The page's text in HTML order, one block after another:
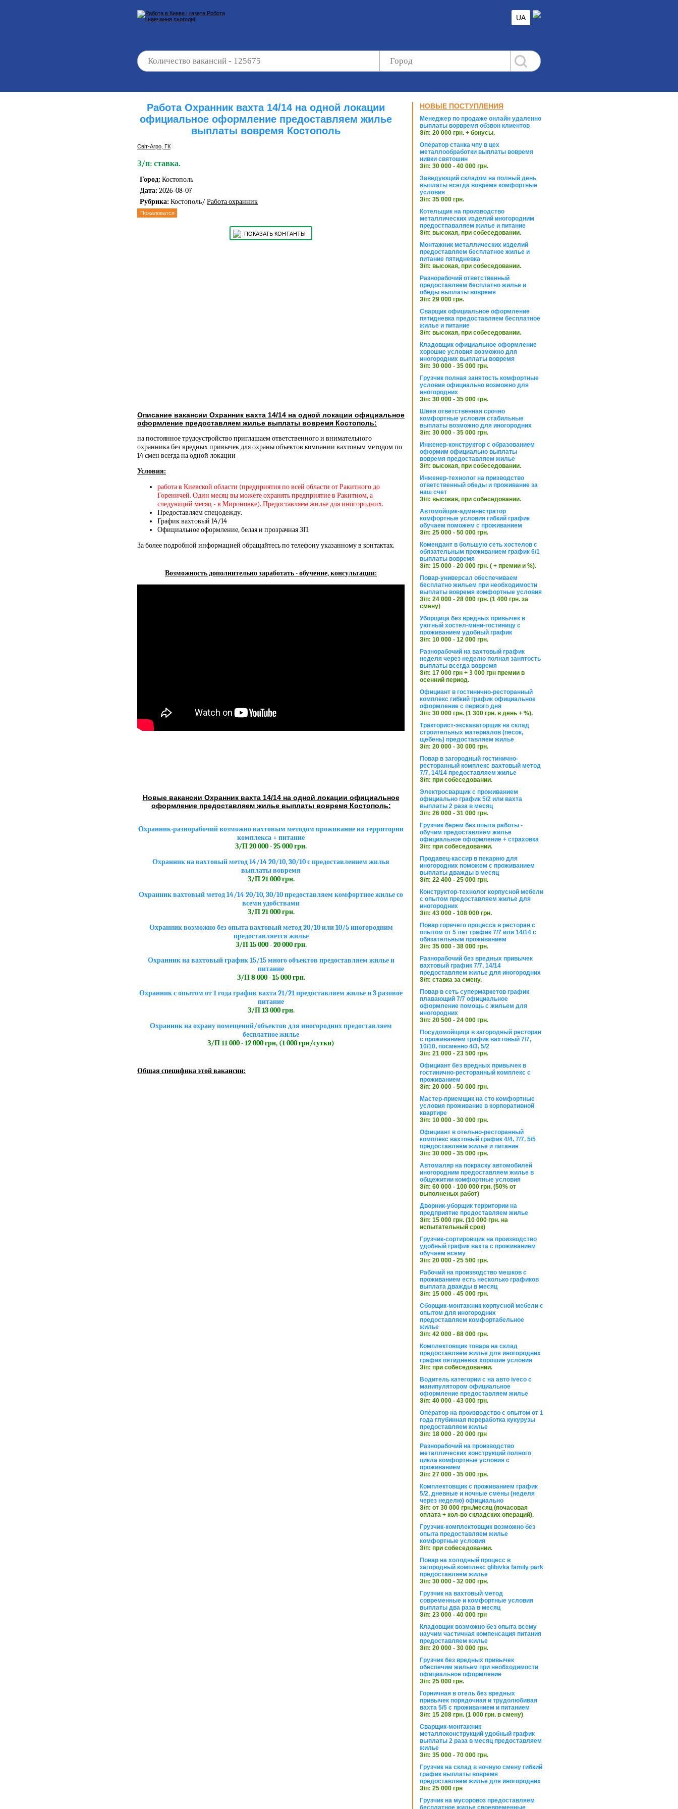
UA
Работа Охранник вахта 14/14 на одной локации
официальное оформление предоставляем жилье
выплаты вовремя Костополь
Світ-Агро, ГК
З/п: ставка.
Город: Костополь
Дата: 2026-08-07
Рубрика: Костополь/ Работа охранник
Пожаловатся
ПОКАЗАТЬ КОНТАНТЫ
Описание вакансии Охранник вахта 14/14 на одной локации официальное
оформление предоставляем жилье выплаты вовремя Костополь:
на постоянное трудоустройство приглашаем ответственного и внимательного
охранника без вредных привычек для охраны объектов компании вахтовым методом по
14 смен всегда на одной локации
Условия:
работа в Киевской области (предприятия по всей области от Ракитного до
Гореничей. Один месяц вы можете охранять предприятие в Ракитном, а
следующий месяц - в Мироновке). Предоставляем жилье для иногородних.
Предоставляем спецодежду.
График вахтовый 14/14
Официальное оформление, белая и прозрачная ЗП.
За более подробной информацией обращайтесь по телефону указанному в контактах.
Возможность дополнительно заработать - обучение, консультации:
Новые вакансии Охранник вахта 14/14 на одной локации официальное
оформление предоставляем жилье выплаты вовремя Костополь:
Охранник-разнорабочий возможно вахтовым методом проживание на территории
комплекса + питание
З/П 20 000 - 25 000 грн.
Охранник на вахтовый метод 14/14 20/10, 30/10 с предоставлением жилья
выплаты вовремя
З/П 21 000 грн.
Охранник вахтовый метод 14/14 20/10, 30/10 предоставляем комфортное жилье со
всеми удобствами
З/П 21 000 грн.
Охранник возможно без опыта вахтовый метод 20/10 или 10/5 иногородним
предоставляется жилье
З/П 15 000 - 20 000 грн.
Охранник на вахтовый график 15/15 много объектов предоставляем жилье и
питание
З/П 8 000 - 15 000 грн.
Охранник с опытом от 1 года график вахта 21/21 предоставляем жилье и 3 разовое
питание
З/П 13 000 грн.
Охранник на охрану помещений/объектов для иногородних предоставляем
бесплатное жилье
З/П 11 000 - 12 000 грн, (1 000 грн/сутки)
Общая специфика этой вакансии:
НОВЫЕ ПОСТУПЛЕНИЯ
Менеджер по продаже онлайн удаленно
выплаты ворвремя обзвон клиентов
З/п: 20 000 грн. + бонусы.
Оператор станка чпу в цех
металлообработки выплаты вовремя
нивки святошин
З/п: 30 000 - 40 000 грн.
Заведующий складом на полный день
выплаты всегда вовремя комфортные
условия
З/п: 35 000 грн.
Котельщик на производство
металлических изделий иногородним
предостпаваляем жилье и питание
З/п: высокая, при собеседовании.
Монтажник металлических изделий
предоставляем бесплатное жилье и
питание пятидневка
З/п: высокая, при собеседовании.
Разнорабочий ответственный
предоставляем бесплатно жилье и
обеды выплаты вовремя
З/п: 29 000 грн.
Сварщик официальное оформление
пятидневка предоставляем бесплатное
жилье и питание
З/п: высокая, при собеседовании.
Кладовщик официальное оформление
хорошие условия возможно для
иногородних выплаты вовремя
З/п: 30 000 - 35 000 грн.
Грузчик полная занятость комфортные
условия официально возможно для
иногородних
З/п: 30 000 - 35 000 грн.
Швея ответственная срочно
комфортные условия стабильные
выплаты возможно для иногородних
З/п: 30 000 - 35 000 грн.
Инженер-конструктор с образованием
оформим официально выплаты
вовремя предоставляем жилье
З/п: высокая, при собеседовании.
Инженер-технолог на призводство
ответственный обеды и проживание за
наш счет
З/п: высокая, при собеседовании.
Автомойщик-администратор
комфортные условия гибкий график
обучаем поможем с проживанием
З/п: 25 000 - 50 000 грн.
Комендант в большую сеть хостелов с
обязательным проживанием график 6/1
выплаты вовремя
З/п: 15 000 - 20 000 грн. ( + премии и %).
Повар-универсал обеспечиваем
бесплатно жильем при необходимости
выплаты вовремя комфортные условия
З/п: 24 000 - 28 000 грн. (1 400 грн. за
смену)
Уборщица без вредных привычек в
уютный хостел-мини-гостиницу с
проживанием удобный график
З/п: 10 000 - 12 000 грн.
Разнорабочий на вахтовый график
неделя через неделю полная занятость
выплаты всегда вовремя
З/п: 17 000 грн + 3 000 грн премии в
осенний период.
Официант в гостинично-ресторанный
комплекс гибкий график официальное
оформление с первого дня
З/п: 30 000 грн. (1 300 грн. в день + %).
Тракторист-экскаваторщик на склад
строительных материалов (песок,
щебень) предоставляем жилье
З/п: 20 000 - 30 000 грн.
Повар в загородный гостинично-
ресторанный комплекс вахтовый метод
7/7, 14/14 предоставляем жилье
З/п: при собеседовании.
Электросварщик с проживанием
официально график 5/2 или вахта
выплаты 2 раза в месяц
З/п: 26 000 - 31 000 грн.
Грузчик берем без опыта работы -
обучим предоставляем жилье
официальное оформление + страховка
З/п: при собеседовании.
Продавец-кассир в пекарню для
иногородних поможем с проживанием
выплаты дважды в месяц
З/п: 22 400 - 25 000 грн.
Конструктор-технолог корпусной мебели
с опытом предоставляем жилье для
иногородних
З/п: 43 000 - 108 000 грн.
Повар горячего процесса в ресторан с
опытом от 5 лет график 7/7 или 14/14 с
обязательным проживанием
З/п: 35 000 - 38 000 грн.
Разнорабочий без вредных привычек
вахтовый график 7/7, 14/14
предоставляем жилье для иногородних
З/п: ставка за смену.
Повар в сеть супермаркетов график
плавающий 7/7 официальное
оформление помощь с жильем для
иногородних
З/п: 20 500 - 24 000 грн.
Посудомойщица в загородный ресторан
с проживанием график вахтовый 7/7,
10/10, посменно 4/3, 5/2
З/п: 21 000 - 23 500 грн.
Официант без вредных привычек в
гостинично-ресторанный комплекс с
проживанием
З/п: 20 000 - 50 000 грн.
Мастер-приемщик на сто комфортные
условия проживание в корпоративной
квартире
З/п: 10 000 - 30 000 грн.
Официант в отельно-ресторанный
комплекс вахтовый график 4/4, 7/7, 5/5
предоставляем жилье и питание
З/п: 30 000 - 35 000 грн.
Автомаляр на покраску автомобилей
иногородним предоставляем жилье в
общежитии комфортные условия
З/п: 60 000 - 100 000 грн. (50% от
выполненых работ)
Дворник-уборщик территории на
предприятие предоставляем жилье
З/п: 15 000 грн. (10 000 грн. на
испытательный срок)
Грузчик-сортировщик на производство
удобный график вахта с проживанием
обучаем всему
З/п: 20 000 - 25 500 грн.
Рабочий на производство мешков с
проживанием есть несколько графиков
выплата дважды в месяц
З/п: 15 000 - 45 000 грн.
Сборщик-монтажник корпусной мебели с
опытом для иногородних
предоставляем комфортабельное
жилье
З/п: 42 000 - 88 000 грн.
Комплектовщик товара на склад
предоставляем жилье для иногородних
график пятидневка хорошие условия
З/п: при собеседовании.
Водитель категории с на авто iveco с
манипулятором официальное
оформление предоставляем жилье
З/п: 40 000 - 43 000 грн.
Оператор на производство с опытом от 1
года глубинная переработка кукурузы
предоставляем жилье
З/п: 18 000 - 20 000 грн
Разнорабочий на производство
металлических конструкций полного
цикла комфортные условия с
проживанием
З/п: 27 000 - 35 000 грн.
Комплектовщик с проживанием график
5/2, дневные и ночные смены (неделя
через неделю) официально
З/п: от 30 000 грн./месяц (почасовая
оплата + кол-во складских операций).
Грузчик-комплектовщик возможно без
опыта предоставляем жилье
комфортные условия
З/п: при собеседовании.
Повар на холодный процесс в
загородный комплекс glibivka family park
предоставляем жилье
З/п: 30 000 - 32 000 грн.
Грузчик на вахтовый метод
современные и комфортные условия
выплаты два раза в месяц
З/п: 23 000 - 40 000 грн
Кладовщик возможно без опыта всему
научим частичная компенсация питания
предоставляем жилье
З/п: 20 000 - 30 000 грн.
Грузчик без вредных привычек
обеспечим жильем при необходимости
официальное оформление
З/п: 25 000 грн.
Горничная в отель без вредных
привычек порядочная и трудолюбивая
вахта 5/5 с проживанием и питанием
З/п: 15 208 грн. (1 000 грн. в смену)
Сварщик-монтажник
металлоконструкций удобный график
выплаты 2 раза в месяц предоставляем
жилье
З/п: 35 000 - 70 000 грн.
Грузчик на склад в ночную смену гибкий
график выплаты вовремя
предоставляем жилье для иногородних
З/п: 25 000 грн
Грузчик на мусоровоз предоставляем
бесплатное жилье своевременные